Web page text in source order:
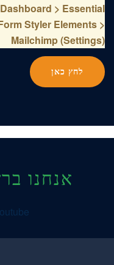
> Essential
Styler Elements >
Mailchimp (Settings)
לחץ כאן
אנחנו